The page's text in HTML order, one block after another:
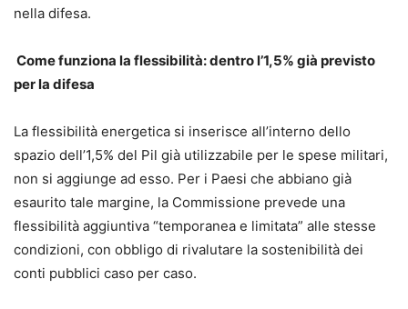
nella difesa.
Come funziona la flessibilità: dentro l’1,5% già previsto
per la difesa
La flessibilità energetica si inserisce all’interno dello
spazio dell’1,5% del Pil già utilizzabile per le spese militari,
non si aggiunge ad esso. Per i Paesi che abbiano già
esaurito tale margine, la Commissione prevede una
flessibilità aggiuntiva “temporanea e limitata” alle stesse
condizioni, con obbligo di rivalutare la sostenibilità dei
conti pubblici caso per caso.